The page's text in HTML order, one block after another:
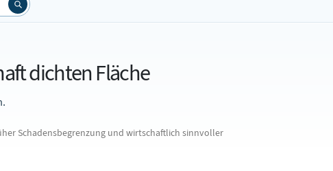
dichten Fläche
Schadensbegrenzung und wirtschaftlich sinnvoller